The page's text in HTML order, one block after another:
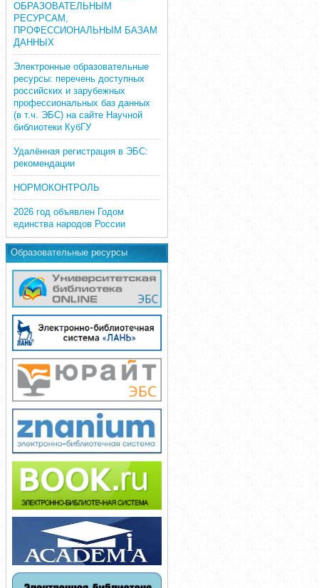
ОБРАЗОВАТЕЛЬНЫМ
РЕСУРСАМ,
ПРОФЕССИОНАЛЬНЫМ БАЗАМ
ДАННЫХ
Электронные образовательные
ресурсы: перечень доступных
российских и зарубежных
профессиональных баз данных
(в т.ч. ЭБС) на сайте Научной
библиотеки КубГУ
Удалённая регистрация в ЭБС:
рекомендации
НОРМОКОНТРОЛЬ
2026 год объявлен Годом
единства народов России
Образовательные ресурсы